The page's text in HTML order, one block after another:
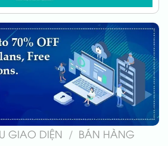
GIAO DIỆN / BÁN HÀNG